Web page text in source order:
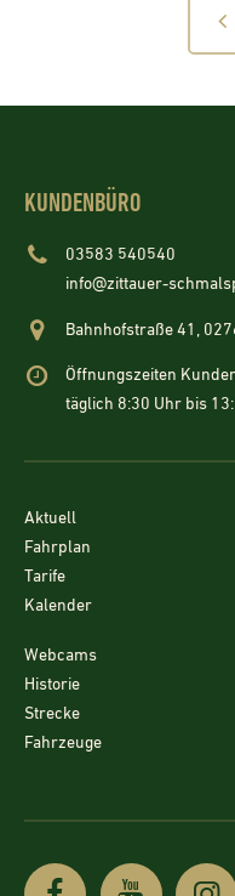
KUNDENBÜRO
03583 540540
info@zittauer-
Bahnhofstraße 41,
Öffnungszeiten
täglich 8:30 Uhr bis
Aktuell
Fahrplan
Tarife
Kalender
Webcams
Historie
Strecke
Fahrzeuge